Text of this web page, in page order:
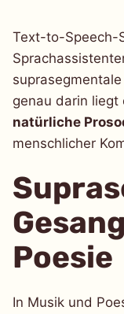
Text-to-Speech-
genau darin liegt
natürliche
menschlicher
Poesie
In Musik und